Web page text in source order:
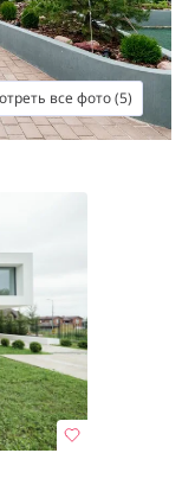
все фото (5)